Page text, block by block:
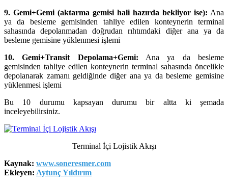
9. Gemi+Gemi (aktarma gemisi hali hazırda bekliyor ise): Ana
ya da besleme gemisinden tahliye edilen konteynerin terminal
sahasında depolanmadan doğrudan rıhtımdaki diğer ana ya da
besleme gemisine yüklenmesi işlemi
10. Gemi+Transit Depolama+Gemi: Ana ya da besleme
gemisinden tahliye edilen konteynerin terminal sahasında öncelikle
depolanarak zamanı geldiğinde diğer ana ya da besleme gemisine
yüklenmesi işlemi
Bu 10 durumu kapsayan durumu bir altta ki şemada
inceleyebilirsiniz.
Terminal İçi Lojistik Akışı
Kaynak: www.soneresmer.com
Ekleyen: Aytunç Yıldırım